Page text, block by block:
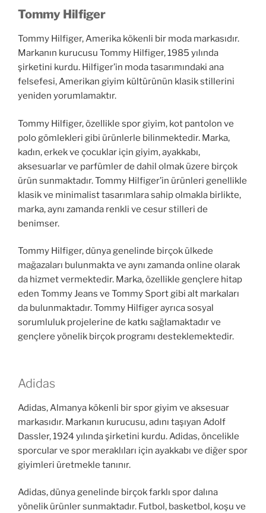
Tommy Hilfiger
Tommy Hilfiger, Amerika kökenli bir moda markasıdır.
Markanın kurucusu Tommy Hilfiger, 1985 yılında
şirketini kurdu. Hilfiger’in moda tasarımındaki ana
felsefesi, Amerikan giyim kültürünün klasik stillerini
yeniden yorumlamaktır.
Tommy Hilfiger, özellikle spor giyim, kot pantolon ve
polo gömlekleri gibi ürünlerle bilinmektedir. Marka,
kadın, erkek ve çocuklar için giyim, ayakkabı,
aksesuarlar ve parfümler de dahil olmak üzere birçok
ürün sunmaktadır. Tommy Hilfiger’in ürünleri genellikle
klasik ve minimalist tasarımlara sahip olmakla birlikte,
marka, aynı zamanda renkli ve cesur stilleri de
benimser.
Tommy Hilfiger, dünya genelinde birçok ülkede
mağazaları bulunmakta ve aynı zamanda online olarak
da hizmet vermektedir. Marka, özellikle gençlere hitap
eden Tommy Jeans ve Tommy Sport gibi alt markaları
da bulunmaktadır. Tommy Hilfiger ayrıca sosyal
sorumluluk projelerine de katkı sağlamaktadır ve
gençlere yönelik birçok programı desteklemektedir.
Adidas
Adidas, Almanya kökenli bir spor giyim ve aksesuar
markasıdır. Markanın kurucusu, adını taşıyan Adolf
Dassler, 1924 yılında şirketini kurdu. Adidas, öncelikle
sporcular ve spor meraklıları için ayakkabı ve diğer spor
giyimleri üretmekle tanınır.
Adidas, dünya genelinde birçok farklı spor dalına
yönelik ürünler sunmaktadır. Futbol, basketbol, koşu ve